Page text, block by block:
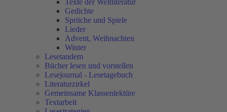
Texte der Weltliteratur
Gedichte
Sprüche und Spiele
Lieder
Advent, Weihnachten
Winter
Lesetandem
Bücher lesen und vorstellen
Lesejournal - Lesetagebuch
Literaturzirkel
Gemeinsame Klassenlektüre
Textarbeit